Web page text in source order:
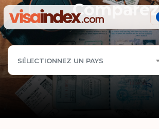
Comparez
SÉLECTIONNEZ UN PAYS